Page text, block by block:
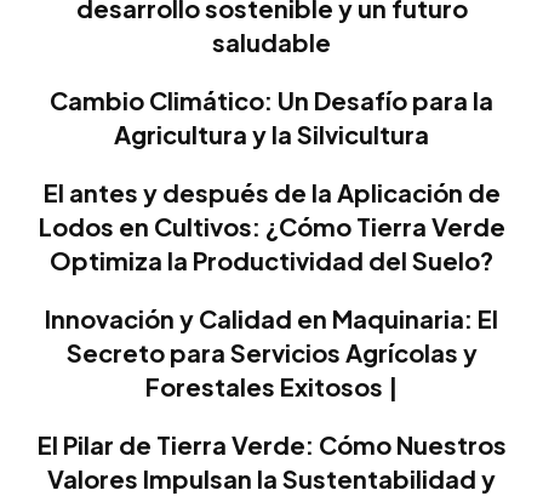
desarrollo sostenible y un futuro
saludable
Cambio Climático: Un Desafío para la
Agricultura y la Silvicultura
El antes y después de la Aplicación de
Lodos en Cultivos: ¿Cómo Tierra Verde
Optimiza la Productividad del Suelo?
Innovación y Calidad en Maquinaria: El
Secreto para Servicios Agrícolas y
Forestales Exitosos |
El Pilar de Tierra Verde: Cómo Nuestros
Valores Impulsan la Sustentabilidad y